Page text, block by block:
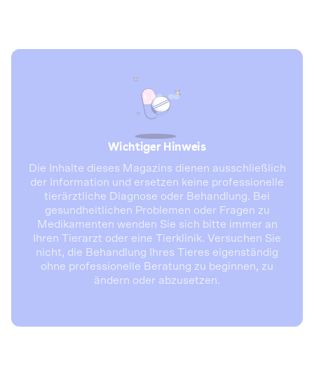
Wichtiger Hinweis
Die Inhalte dieses Magazins dienen ausschließlich
der Information und ersetzen keine professionelle
tierärztliche Diagnose oder Behandlung. Bei
gesundheitlichen Problemen oder Fragen zu
Medikamenten wenden Sie sich bitte immer an
Ihren Tierarzt oder eine Tierklinik. Versuchen Sie
nicht, die Behandlung Ihres Tieres eigenständig
ohne professionelle Beratung zu beginnen, zu
ändern oder abzusetzen.